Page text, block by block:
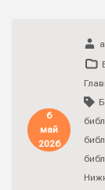
6
май
2026